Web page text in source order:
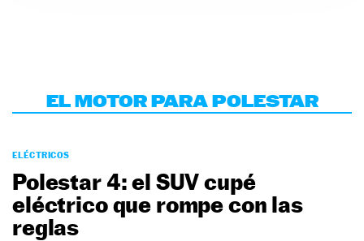
contenido
MOTOS
SUPERCOCHES
MOTORTV
PREMIOS
SERVICIOS
EL MOTOR PARA POLESTAR
ELÉCTRICOS
Polestar 4: el SUV cupé
eléctrico que rompe con las
reglas